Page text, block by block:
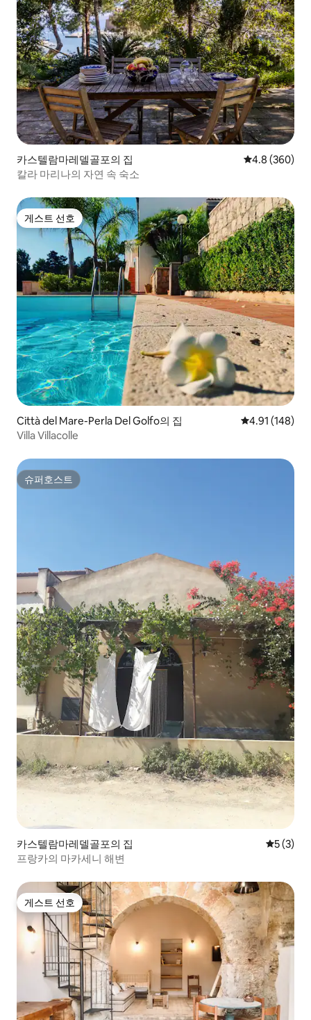
카스텔람마레델골포의 집 평점 4.8점(5
4.8 (360)
칼라 마리나의 자연 속 숙소
게스트 선호
게스트 선호
Città del Mare-Perla Del Golfo의 집 평점 4.91점(5
4.91 (148)
Villa Villacolle
슈퍼호스트
슈퍼호스트
카스텔람마레델골포의 집 평점 5점
5 (3)
프랑카의 마카세니 해변
게스트 선호
게스트 선호